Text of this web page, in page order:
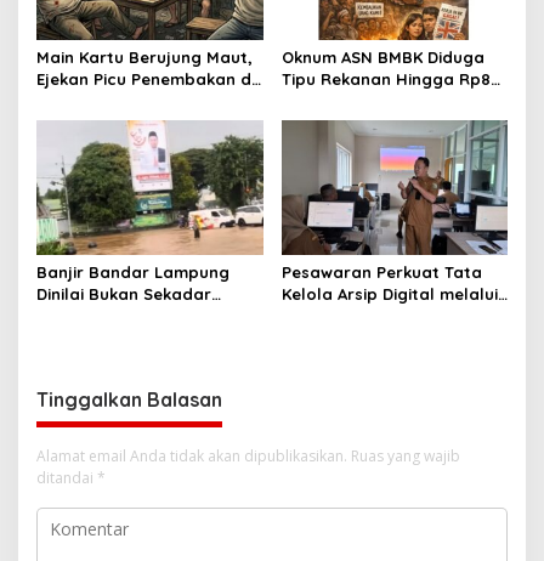
Main Kartu Berujung Maut,
Ejekan Picu Penembakan di
Oknum ASN BMBK Diduga
Tipu Rekanan Hingga Rp8
Banjir Bandar Lampung
Dinilai Bukan Sekadar
Pesawaran Perkuat Tata
Kelola Arsip Digital melalui
Tinggalkan Balasan
Alamat email Anda tidak akan dipublikasikan. Ruas yang wajib
ditandai *